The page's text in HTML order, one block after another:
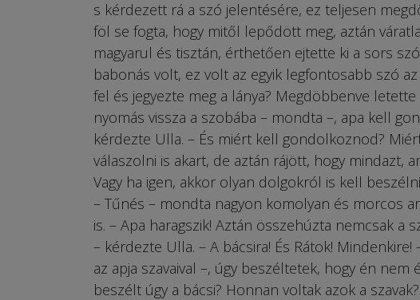
s kérdezett rá a szó jelentésére, ez teljesen
föl se fogta, hogy mitől lepődött meg, aztán
magyarul és tisztán, érthetően ejtette ki a sors
babonás volt, ez volt az egyik legfontosabb szó
fel és jegyezte meg a lánya? Megdöbbenve
nyomás vissza a szobába – mondta –, apa kell
kérdezte Ulla. – És miért kell gondolkoznod?
válaszolni is akart, de aztán rájött, hogy mindazt,
Vagy ha igen, akkor olyan dolgokról is kell
– Tűnés – mondta nagyon komolyan és morcos
is. – Apa haragszik! Aztán összehúzta nemcsak a
– kérdezte Ulla. – A bácsira! És Rátok!
az apja szavaival –, úgy beszéltetek, hogy én
beszélt úgy a bácsi? Honnan voltak azok a